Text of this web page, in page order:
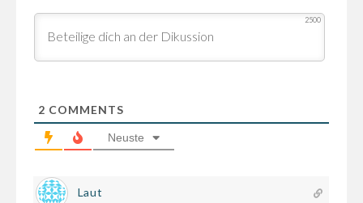
2500
2 COMMENTS
Neuste
Laut